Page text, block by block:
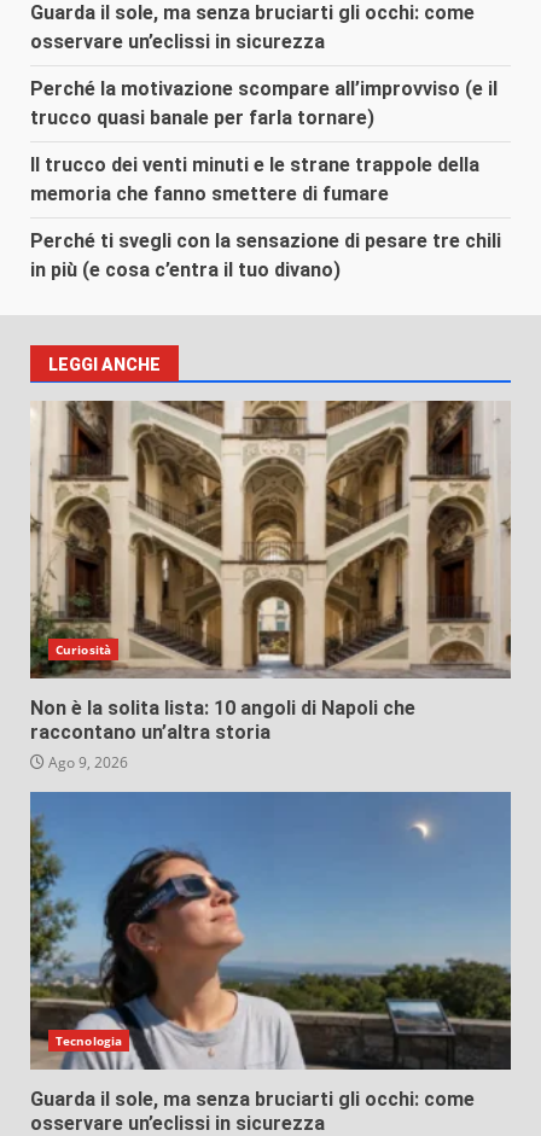
Guarda il sole, ma senza bruciarti gli occhi: come
osservare un’eclissi in sicurezza
Perché la motivazione scompare all’improvviso (e il
trucco quasi banale per farla tornare)
Il trucco dei venti minuti e le strane trappole della
memoria che fanno smettere di fumare
Perché ti svegli con la sensazione di pesare tre chili
in più (e cosa c’entra il tuo divano)
LEGGI ANCHE
Curiosità
Non è la solita lista: 10 angoli di Napoli che
raccontano un’altra storia
Ago 9, 2026
Tecnologia
Guarda il sole, ma senza bruciarti gli occhi: come
osservare un’eclissi in sicurezza